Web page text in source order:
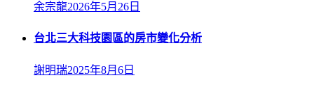
余宗龍2026年5月26日
台北三大科技園區的房市變化分析
謝明瑞2025年8月6日